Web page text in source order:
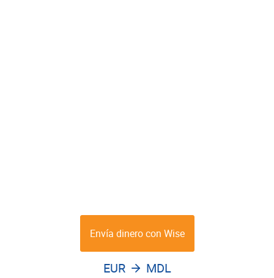
Envía dinero con Wise
EUR MDL